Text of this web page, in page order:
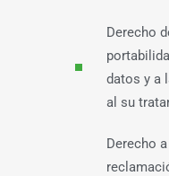
Derecho
datos y a
al su
Derecho